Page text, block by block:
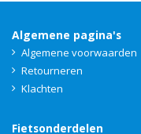
Algemene pagina's
Algemene voorwaarden
Retourneren
Klachten
Fietsonderdelen